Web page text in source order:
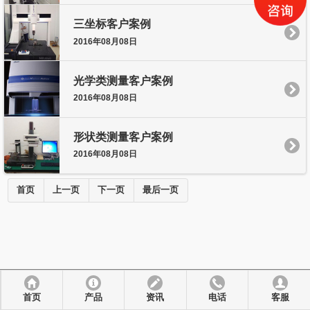
三坐标客户案例
2016年08月08日
光学类测量客户案例
2016年08月08日
形状类测量客户案例
2016年08月08日
首页 上一页 下一页 最后一页
首页 产品 资讯 电话 客服